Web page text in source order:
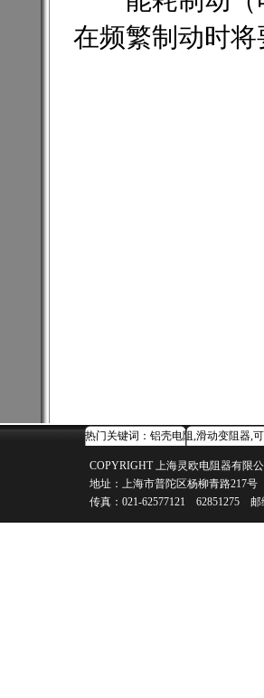
在频繁制动时
热门关键词： 铝壳电阻,滑动变阻器,
COPYRIGHT 上海灵欧电阻器有限
地址：上海市普陀区杨柳青路217
传真：021-62577121 62851275 邮